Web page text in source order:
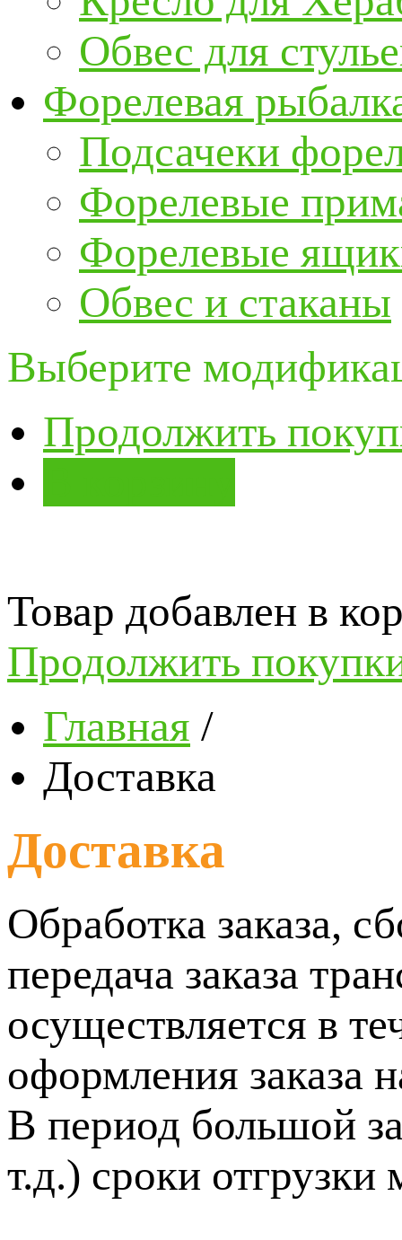
Обвес для
Форелевая
Подсачеки
Форелевые
Форелевые
Обвес и стаканы
Выберите
Продолжить
Товар добавлен в
Продолжить
Главная /
Доставка
Доставка
Обработка заказа,
передача заказа
осуществляется в
оформления заказа
В период большой
т.д.) сроки